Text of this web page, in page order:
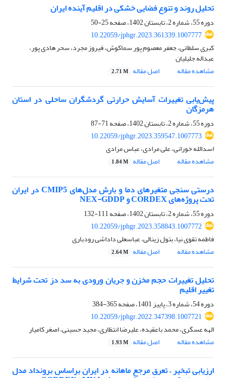
تحلیل روند و تنوع فضایی خشکی در اقلیم آینده ایران
دوره 55، شماره 2، تابستان 1402، صفحه
25-50
10.22059/jphgr.2023.361339.1007777
کبری سلطانی، جعفر معصوم پور سماکوش، فیروز مجرد، سحر هادی پور،
عبداله جلیلیان
مشاهده مقاله
اصل مقاله 2.71 M
پیش‌یابی تغییرات آسایش حرارتی گردشگران ساحلی در استان
هرمزگان
دوره 55، شماره 2، تابستان 1402، صفحه
71-87
10.22059/jphgr.2023.359547.1007773
اسدالله خورانی، علی مرادی، عباس مرادی
مشاهده مقاله
اصل مقاله 1.84 M
درستی سنجی متغیر‌های دما و بارش مدل‌های CMIP5 در ایران
تحت پروژه‌های CORDEX و NEX-GDDP
دوره 55، شماره 2، تابستان 1402، صفحه
111-132
10.22059/jphgr.2023.358843.1007772
فاطمه تقوی نیا، بتول زینالی، عباسعلی داداشی رودباری
مشاهده مقاله
اصل مقاله 2.64 M
تحلیل تغییرات حجم مخزن و جریان ورودی به سد دز تحت شرایط
تغییر اقلیم
دوره 54، شماره 3، پاییز 1401، صفحه
365-384
10.22059/jphgr.2022.347398.1007721
الهه عسگری، محمد باعقیده، علیرضا انتظاری، مجید حسینی، اصغر کامیار
مشاهده مقاله
اصل مقاله 1.93 M
ارزیابی تبخیر – تعرق مرجع ماهانه در ایران براساس برونداد مدل